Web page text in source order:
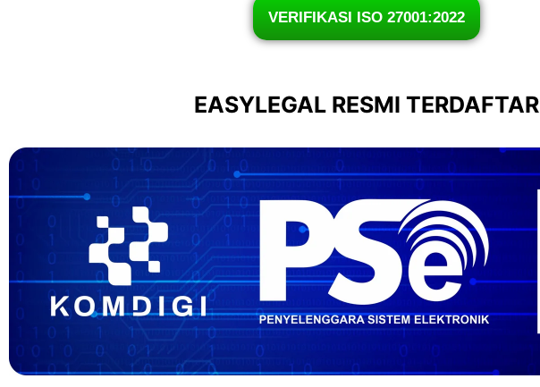
VERIFIKASI ISO 27001:2022
EASYLEGAL RESMI TERDAFTAR